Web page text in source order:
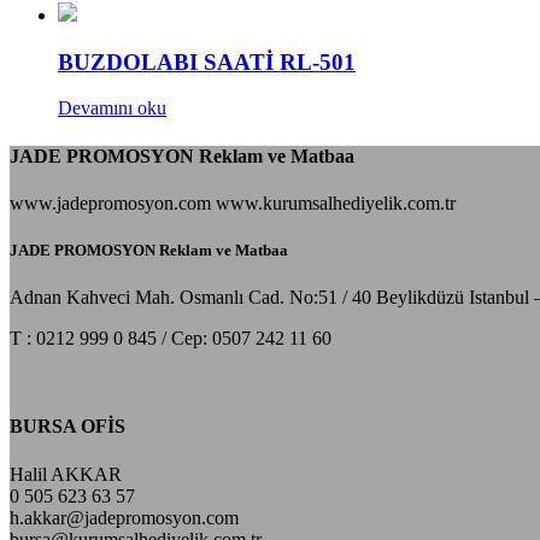
BUZDOLABI SAATİ RL-501
Devamını oku
JADE PROMOSYON Reklam ve Matbaa
www.jadepromosyon.com www.kurumsalhediyelik.com.tr
JADE PROMOSYON Reklam ve Matbaa
Adnan Kahveci Mah. Osmanlı Cad. No:51 / 40 Beylikdüzü Istanbul
T : 0212 999 0 845 / Cep: 0507 242 11 60
BURSA OFİS
Halil AKKAR
0 505 623 63 57
h.akkar@jadepromosyon.com